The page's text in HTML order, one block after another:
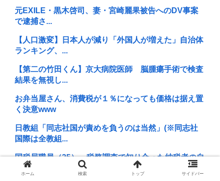
元EXILE・黒木啓司、妻・宮崎麗果被告へのDV事案
で逮捕さ...
【人口激変】日本人が減り「外国人が増えた」自治体
ランキング、...
【第二の竹田くん】京大病院医師 脳腫瘍手術で検査
結果を無視し...
お弁当屋さん、消費税が１％になっても価格は据え置
く決意www
日教組「同志社国が責めを負うのは当然」(※同志社
国際は全教組...
国税局職員（25）、税務調査で知り合った納税者の自
宅に出入り...
ホーム 検索 トップ サイドバー